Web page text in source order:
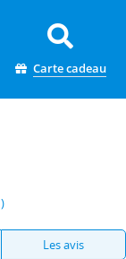
Carte cadeau
)
Les avis